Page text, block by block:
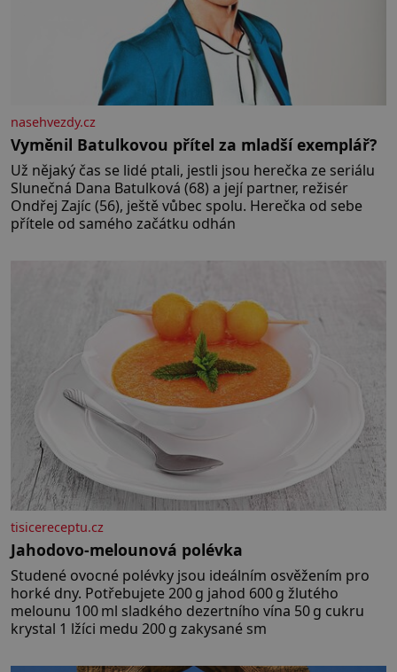
nasehvezdy.cz
Vyměnil Batulkovou přítel za mladší exemplář?
Už nějaký čas se lidé ptali, jestli jsou herečka ze seriálu
Slunečná Dana Batulková (68) a její partner, režisér
Ondřej Zajíc (56), ještě vůbec spolu. Herečka od sebe
přítele od samého začátku odhán
tisicereceptu.cz
Jahodovo-melounová polévka
Studené ovocné polévky jsou ideálním osvěžením pro
horké dny. Potřebujete 200 g jahod 600 g žlutého
melounu 100 ml sladkého dezertního vína 50 g cukru
krystal 1 lžíci medu 200 g zakysané sm